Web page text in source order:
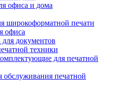
офиса и дома
широкоформатной печати
офиса
документов
техники
для печатной
обслуживания печатной